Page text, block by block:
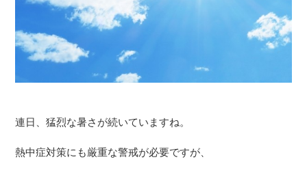
連日、猛烈な暑さが続いていますね。
熱中症対策にも厳重な警戒が必要ですが、